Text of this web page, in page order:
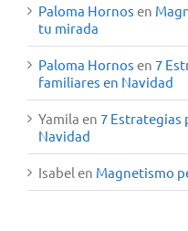
Paloma Hornos en
tu mirada
Paloma Hornos en 7
familiares en Navidad
Yamila en 7 Estrategias
Navidad
Isabel en Magnetismo